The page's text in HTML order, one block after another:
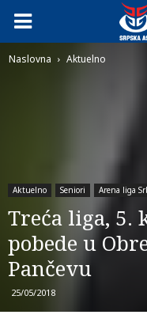
Naslovna Aktuelno
Aktuelno Seniori Arena liga
Treća liga, 5.
pobede u
Pančevu
25/05/2018